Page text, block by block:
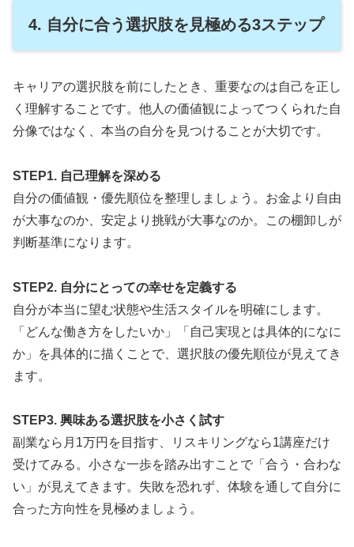
4. 自分に合う選択肢を見極める3ステップ
キャリアの選択肢を前にしたとき、重要なのは自己を正し
く理解することです。他人の価値観によってつくられた自
分像ではなく、本当の自分を見つけることが大切です。
STEP1. 自己理解を深める
自分の価値観・優先順位を整理しましょう。お金より自由
が大事なのか、安定より挑戦が大事なのか。この棚卸しが
判断基準になります。
STEP2. 自分にとっての幸せを定義する
自分が本当に望む状態や生活スタイルを明確にします。
「どんな働き方をしたいか」「自己実現とは具体的になに
か」を具体的に描くことで、選択肢の優先順位が見えてき
ます。
STEP3. 興味ある選択肢を小さく試す
副業なら月1万円を目指す、リスキリングなら1講座だけ
受けてみる。小さな一歩を踏み出すことで「合う・合わな
い」が見えてきます。失敗を恐れず、体験を通して自分に
合った方向性を見極めましょう。